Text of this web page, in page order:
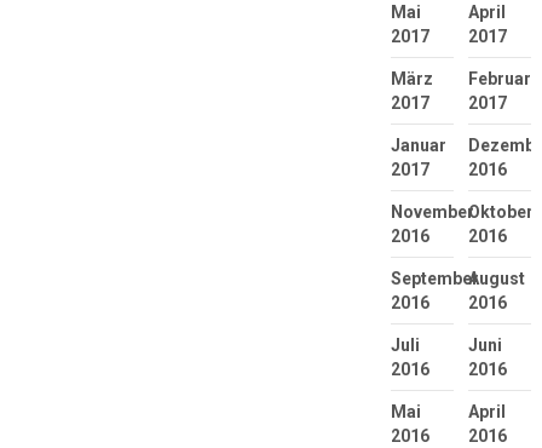
Mai
2017
April
2017
März
2017
Februar
2017
Januar
2017
2016
November
2016
Oktober
2016
September
2016
August
2016
Juli
2016
Juni
2016
Mai
2016
April
2016